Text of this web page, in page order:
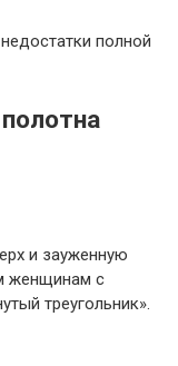
полной
и зауженную
женщинам с
треугольник».